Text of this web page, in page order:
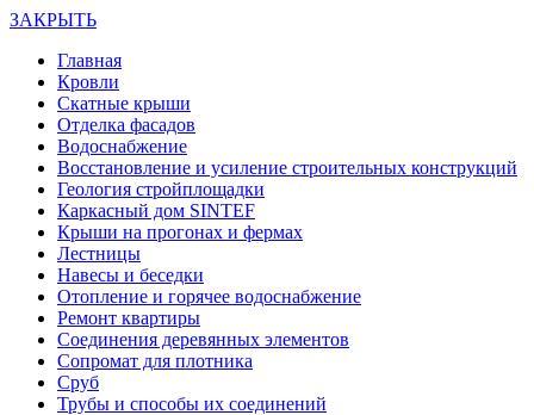
ЗАКРЫТЬ
Главная
Кровли
Скатные крыши
Отделка фасадов
Водоснабжение
Восстановление и усиление строительных конструкций
Геология стройплощадки
Каркасный дом SINTEF
Крыши на прогонах и фермах
Лестницы
Навесы и беседки
Отопление и горячее водоснабжение
Ремонт квартиры
Соединения деревянных элементов
Сопромат для плотника
Сруб
Трубы и способы их соединений